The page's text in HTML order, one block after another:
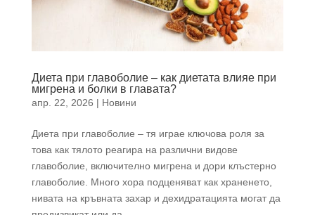
Диета при главоболие – как диетата влияе при
мигрена и болки в главата?
апр. 22, 2026 | Новини
Диета при главоболие – тя играе ключова роля за
това как тялото реагира на различни видове
главоболие, включително мигрена и дори клъстерно
главоболие. Много хора подценяват как храненето,
нивата на кръвната захар и дехидратацията могат да